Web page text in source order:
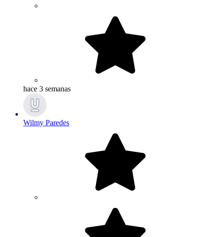
hace 3 semanas
Wilmy Paredes